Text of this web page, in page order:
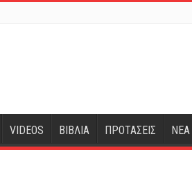
VIDEOS ΒΙΒΛΙΑ ΠΡΟΤΑΣΕΙΣ ΝΕΑ